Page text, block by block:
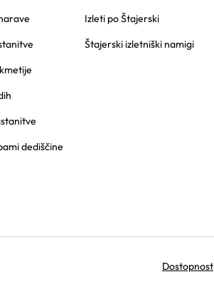
dediščine
Izleti po Štajerski
Štajerski izletniški namigi
Dostopnost